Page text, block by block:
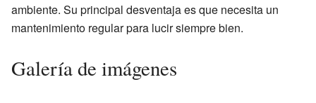
ambiente. Su principal desventaja es que necesita un
mantenimiento regular para lucir siempre bien.
Galería de imágenes